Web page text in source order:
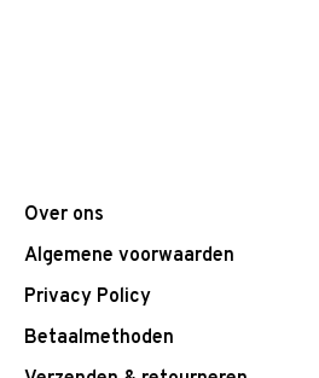
Over ons
Algemene voorwaarden
Privacy Policy
Betaalmethoden